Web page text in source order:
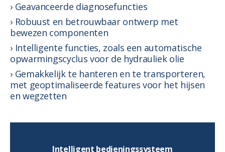
Geavanceerde diagnosefuncties
Robuust en betrouwbaar ontwerp met
bewezen componenten
Intelligente functies, zoals een automatische
opwarmingscyclus voor de hydrauliek olie
Gemakkelijk te hanteren en te transporteren,
met geoptimaliseerde features voor het hijsen
en wegzetten
Intelligent bedieningssysteem